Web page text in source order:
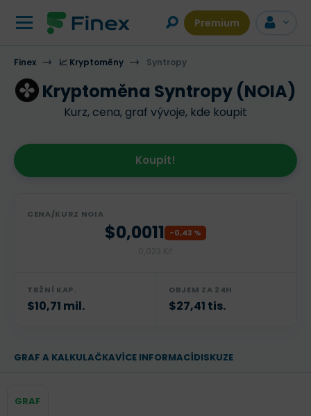
Premium
VÍCE INFORMACÍ DISKUZE
Finex 📈 Kryptoměny Syntropy
Kryptoměna Syntropy (NOIA)
Kurz, cena, graf vývoje, kde koupit
Koupit!
CENA/KURZ NOIA
$0,0011 -0,43 %
TRŽNÍ KAP.
$10,71 mil.
OBJEM ZA 24H
$27,41 tis.
GRAF A KALKULAČKAVÍCE INFORMACÍDISKUZE
GRAF